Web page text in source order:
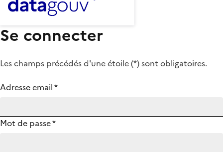
Se connecter
Les champs précédés d'une étoile (*) sont obligatoires.
Adresse email*
Mot de passe*